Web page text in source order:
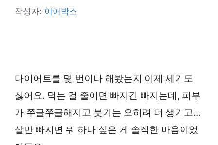
작성자: 이어박스
다이어트를 몇 번이나 해봤는지 이제 세기도
싫어요. 먹는 걸 줄이면 빠지긴 빠지는데, 피부
가 쭈글쭈글해지고 붓기는 오히려 더 생기고…
살만 빠지면 뭐 하나 싶은 게 솔직한 마음이었